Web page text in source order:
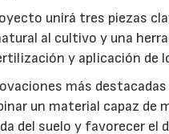
unirá tres piezas
al cultivo y una
y aplicación de
más
un material capaz de
del suelo y favorecer el